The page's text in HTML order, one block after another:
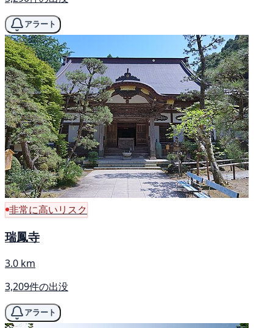
アラート
非常に高いリスク
瑞鳳寺
3.0 km
3,209件の出没
アラート